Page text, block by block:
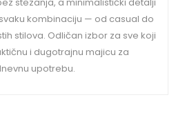
kombinaciju — od casual do
stilova. Odličan izbor za sve koji
i dugotrajnu majicu za
upotrebu.